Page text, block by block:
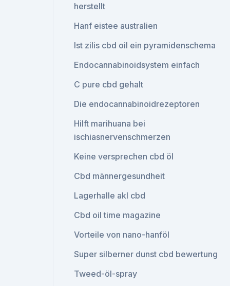
herstellt
Hanf eistee australien
Ist zilis cbd oil ein pyramidenschema
Endocannabinoidsystem einfach
C pure cbd gehalt
Die endocannabinoidrezeptoren
Hilft marihuana bei
ischiasnervenschmerzen
Keine versprechen cbd öl
Cbd männergesundheit
Lagerhalle akl cbd
Cbd oil time magazine
Vorteile von nano-hanföl
Super silberner dunst cbd bewertung
Tweed-öl-spray